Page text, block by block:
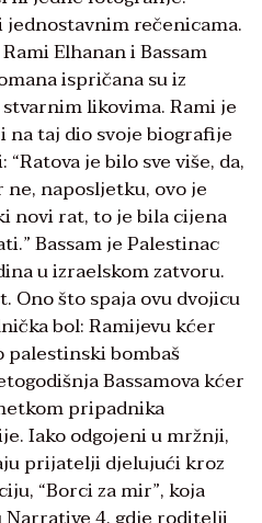
rečenicama.
Elhanan i Bassam
ispričana su iz
likovima. Rami je
na taj dio svoje biografije
je bilo sve više, da,
naposljetku, ovo je
novi rat, to je bila cijena
Bassam je Palestinac
u izraelskom zatvoru.
Ono što spaja ovu dvojicu
bol: Ramijevu kćer
palestinski bombaš
Bassamova kćer
pripadnika
Iako odgojeni u mržnji,
prijatelji djelujući kroz
“Borci za mir”, koja